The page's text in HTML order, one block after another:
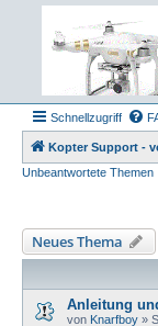
Schnellzugriff
Kopter Support -
Unbeantwortete Themen
Neues Thema
Anleitung
von Knarfboy »